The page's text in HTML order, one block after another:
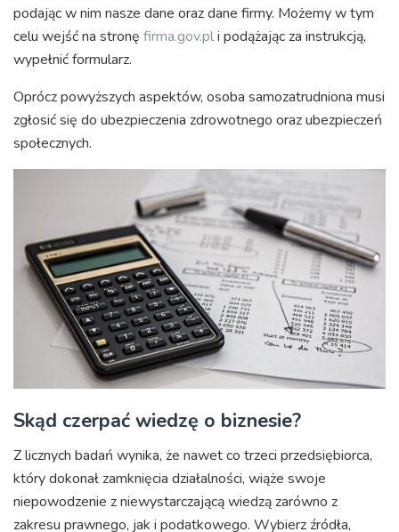
podając w nim nasze dane oraz dane firmy. Możemy w tym
celu wejść na stronę firma.gov.pli podążając za instrukcją,
wypełnić formularz.
Oprócz powyższych aspektów, osoba samozatrudniona musi
zgłosić się do ubezpieczenia zdrowotnego oraz ubezpieczeń
społecznych.
Skąd czerpać wiedzę o biznesie?
Z licznych badań wynika, że nawet co trzeci przedsiębiorca,
który dokonał zamknięcia działalności, wiąże swoje
niepowodzenie z niewystarczającą wiedzą zarówno z
zakresu prawnego, jak i podatkowego. Wybierz źródła,